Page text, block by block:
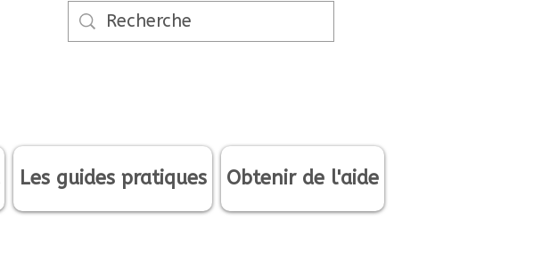
Les guides pratiques Obtenir de l'aide